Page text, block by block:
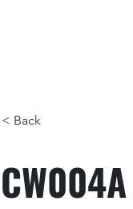
< Back